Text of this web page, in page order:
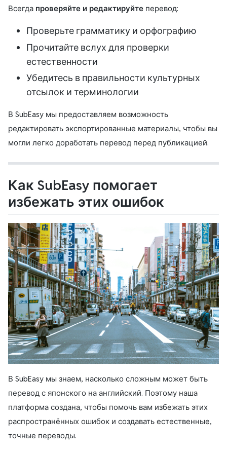
Всегда проверяйте и редактируйте перевод:
Проверьте грамматику и орфографию
Прочитайте вслух для проверки
естественности
Убедитесь в правильности культурных
отсылок и терминологии
В SubEasy мы предоставляем возможность
редактировать экспортированные материалы, чтобы вы
могли легко доработать перевод перед публикацией.
Как SubEasy помогает
избежать этих ошибок
В SubEasy мы знаем, насколько сложным может быть
перевод с японского на английский. Поэтому наша
платформа создана, чтобы помочь вам избежать этих
распространённых ошибок и создавать естественные,
точные переводы.